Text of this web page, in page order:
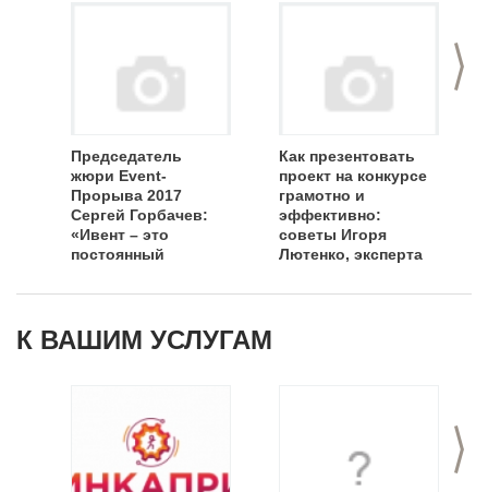
>
Председатель
жюри Event-
Прорыва 2017
Сергей Горбачев:
«Ивент – это
постоянный
Как презентовать
проект на конкурсе
грамотно и
эффективно:
советы Игоря
Лютенко, эксперта
2017
К ВАШИМ УСЛУГАМ
>